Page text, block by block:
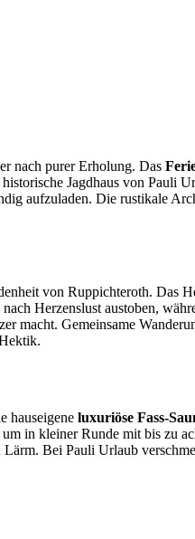
nach purer Erholung. Das
Jagdhaus von Pauli
aufzuladen. Die rustikale
von Ruppichteroth. Das
Herzenslust austoben,
macht. Gemeinsame
hauseigene luxuriöse Fass-
in kleiner Runde mit bis zu
Bei Pauli Urlaub